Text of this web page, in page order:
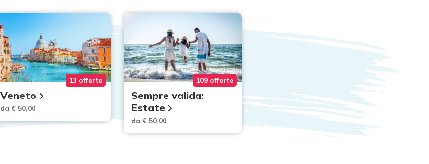
13 offerte
Veneto
da € 50,00
109 offerte
Sempre valida:
Estate
da € 50,00